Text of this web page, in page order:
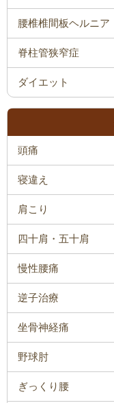
腰椎椎間板ヘルニア
脊柱管狭窄症
ダイエット
頭痛
寝違え
肩こり
四十肩・五十肩
慢性腰痛
逆子治療
坐骨神経痛
野球肘
ぎっくり腰